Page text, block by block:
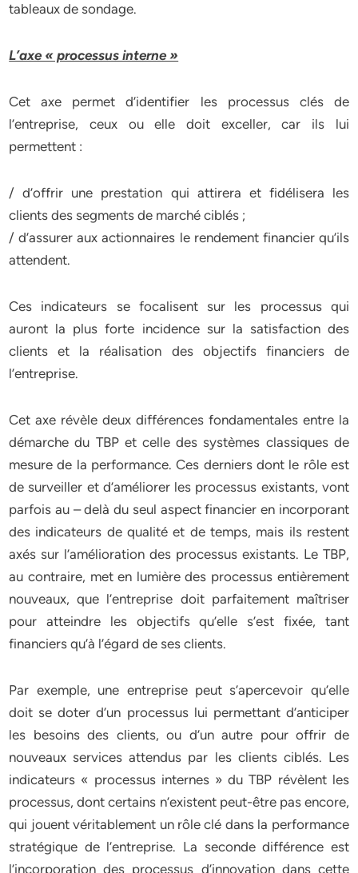
tableaux de sondage.
L’axe « processus interne »
Cet axe permet d’identifier les processus clés de
l’entreprise, ceux ou elle doit exceller, car ils lui
permettent :
/ d’offrir une prestation qui attirera et fidélisera les
clients des segments de marché ciblés ;
/ d’assurer aux actionnaires le rendement financier qu’ils
attendent.
Ces indicateurs se focalisent sur les processus qui
auront la plus forte incidence sur la satisfaction des
clients et la réalisation des objectifs financiers de
l’entreprise.
Cet axe révèle deux différences fondamentales entre la
démarche du TBP et celle des systèmes classiques de
mesure de la performance. Ces derniers dont le rôle est
de surveiller et d’améliorer les processus existants, vont
parfois au – delà du seul aspect financier en incorporant
des indicateurs de qualité et de temps, mais ils restent
axés sur l’amélioration des processus existants. Le TBP,
au contraire, met en lumière des processus entièrement
nouveaux, que l’entreprise doit parfaitement maîtriser
pour atteindre les objectifs qu’elle s’est fixée, tant
financiers qu’à l’égard de ses clients.
Par exemple, une entreprise peut s’apercevoir qu’elle
doit se doter d’un processus lui permettant d’anticiper
les besoins des clients, ou d’un autre pour offrir de
nouveaux services attendus par les clients ciblés. Les
indicateurs « processus internes » du TBP révèlent les
processus, dont certains n’existent peut-être pas encore,
qui jouent véritablement un rôle clé dans la performance
stratégique de l’entreprise. La seconde différence est
l’incorporation des processus d’innovation dans cette